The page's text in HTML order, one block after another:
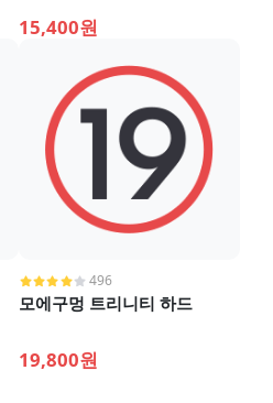
15,400원
496
모에구멍 트리니티 하드
19,800원